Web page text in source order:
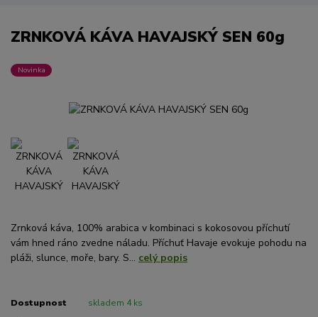
ZRNKOVÁ KÁVA HAVAJSKÝ SEN 60g
Novinka
Zrnková káva, 100% arabica v kombinaci s kokosovou příchutí
vám hned ráno zvedne náladu. Příchuť Havaje evokuje pohodu na
pláži, slunce, moře, bary. S... celý popis
Dostupnost skladem 4 ks